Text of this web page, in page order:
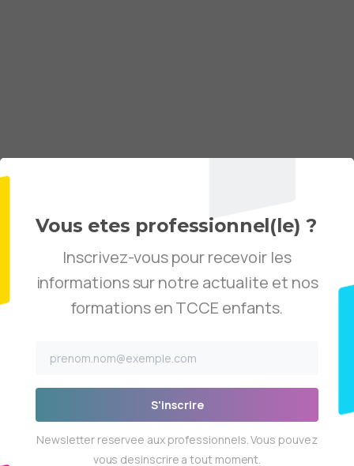
Vous etes professionnel(le) ?
Inscrivez-vous pour recevoir les
informations sur notre actualite et nos
formations en TCCE enfants.
S'inscrire
Newsletter reservee aux professionnels. Vous pouvez
vous desinscrire a tout moment.